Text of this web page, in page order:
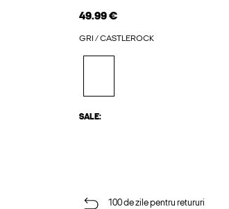
49.99 €
GRI / CASTLEROCK
SALE:
100 de zile pentru retururi